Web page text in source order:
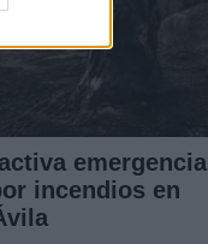
emergencia
incendios en